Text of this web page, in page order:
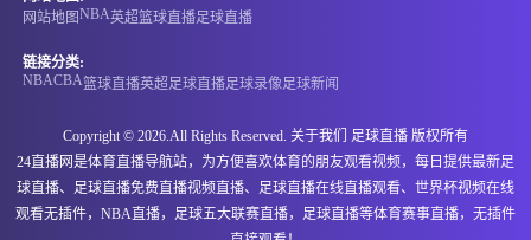
水星 0 - 0
情报
国际赛 07-08 16:00 即将开始
网站地图NBA英超篮球直播足球直播
链接分类:
NBACBA篮球直播英超 足球直播足球录像 足球新闻
Copyright © 2026.All Rights Reserved. 关于我们 足球直播 版权所有
24直播网是体育直播导航站，为方便喜欢体育的朋友观看视频，每日提供最新足
球直播、足球直播免费直播视频直播、足球直播在线直播观看、世界杯视频在线
观看无插件，NBA直播，足球五大联赛直播，足球直播等体育赛事直播，无插件